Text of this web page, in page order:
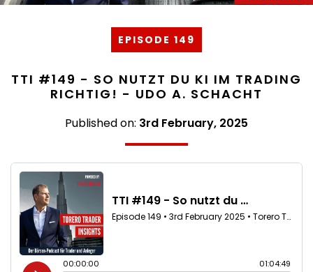
EPISODE 149
TTI #149 - SO NUTZT DU KI IM TRADING
RICHTIG! - UDO A. SCHACHT
Published on: 3rd February, 2025